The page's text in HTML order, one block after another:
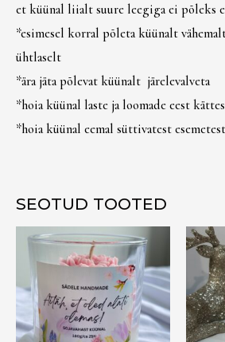
et küünal liialt suure leegiga ei põleks
*esimesel korral põleta küünalt
ühtlaselt
*ära jäta põlevat küünalt järelevalveta
*hoia küünal laste ja loomade eest
*hoia küünal eemal süttivatest esemetest
SEOTUD TOOTED